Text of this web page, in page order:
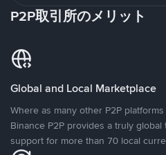
P2P取引所のメリット
Global and Local Marketplace
Where as many other P2P
Binance P2P provides a truly
support for more than 70 local